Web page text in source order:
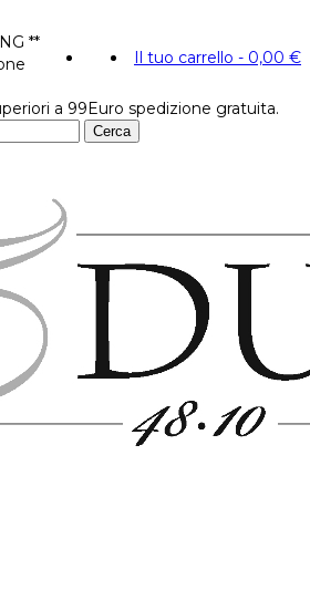
Il tuo carrello - 0,00 €
**
a 99Euro spedizione gratuita.
Cerca